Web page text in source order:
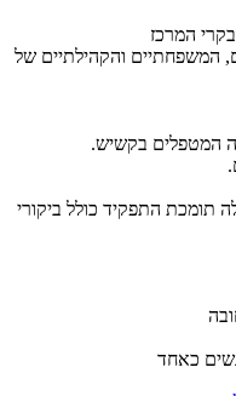
המרכז
המשפחתיים והקהילתיים של
המטפלים בקשיש.
תומכת התפקיד כולל ביקורי